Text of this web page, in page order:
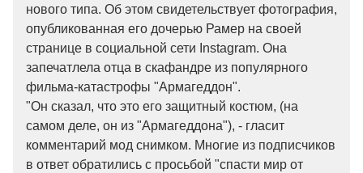
нового типа. Об этом свидетельствует фотография,
опубликованная его дочерью Рамер на своей
странице в социальной сети Instagram. Она
запечатлела отца в скафандре из популярного
фильма-катастрофы "Армагеддон".
"Он сказал, что это его защитный костюм, (на
самом деле, он из "Армагеддона"), - гласит
комментарий мод снимком. Многие из подписчиков
в ответ обратились с просьбой "спасти мир от